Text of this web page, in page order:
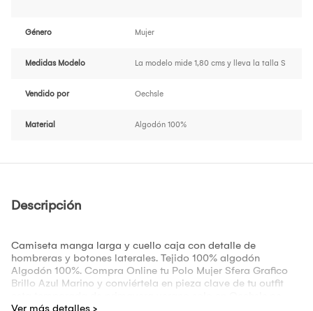
Género Mujer
Medidas Modelo La modelo mide 1,80 cms y lleva la talla S
Vendido por Oechsle
Material Algodón 100%
Descripción
Camiseta manga larga y cuello caja con detalle de
hombreras y botones laterales. Tejido 100% algodón
Algodón 100%. Compra Online tu Polo Mujer Sfera Grafico
Brillo Azul Marino y conviértela en pieza clave de tu outfit